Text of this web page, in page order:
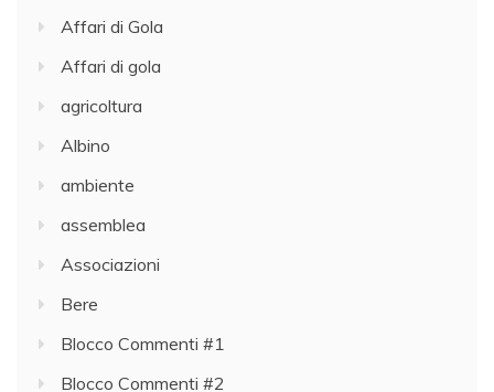
Affari di Gola
Affari di gola
agricoltura
Albino
ambiente
assemblea
Associazioni
Bere
Blocco Commenti #1
Blocco Commenti #2